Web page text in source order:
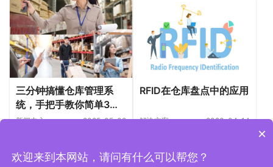
三分钟搞懂仓库管理系
统，手把手教你简单3步
管控库存
新闻中心 2025-05-09
RFID在仓库盘点中的应用
解决方案 2023-04-14
×
欢迎来到本网站，请问有什么可以帮您？